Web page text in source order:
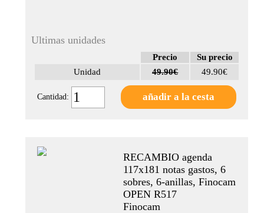
Ultimas unidades
Precio
Su precio
Unidad
49.90€ 49.90€
Cantidad:
RECAMBIO agenda
117x181 notas gastos, 6
sobres, 6-anillas, Finocam
OPEN R517
Finocam